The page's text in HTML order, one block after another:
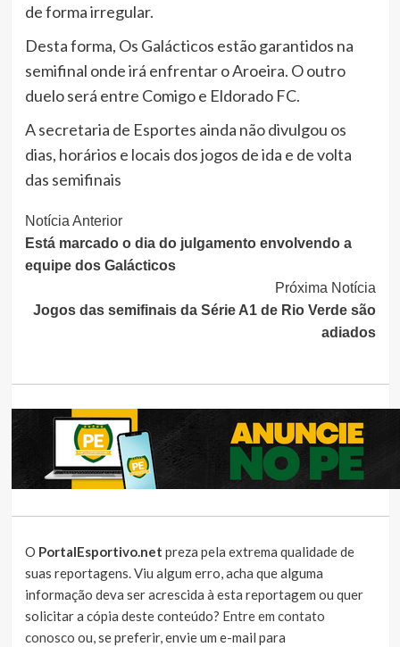
de forma irregular.
Desta forma, Os Galácticos estão garantidos na
semifinal onde irá enfrentar o Aroeira. O outro
duelo será entre Comigo e Eldorado FC.
A secretaria de Esportes ainda não divulgou os
dias, horários e locais dos jogos de ida e de volta
das semifinais
Continue
Lendo
Notícia Anterior
Está marcado o dia do julgamento envolvendo a
equipe dos Galácticos
Próxima Notícia
Jogos das semifinais da Série A1 de Rio Verde são
adiados
O PortalEsportivo.net preza pela extrema qualidade de
suas reportagens. Viu algum erro, acha que alguma
informação deva ser acrescida à esta reportagem ou quer
solicitar a cópia deste conteúdo? Entre em contato
conosco ou, se preferir, envie um e-mail para